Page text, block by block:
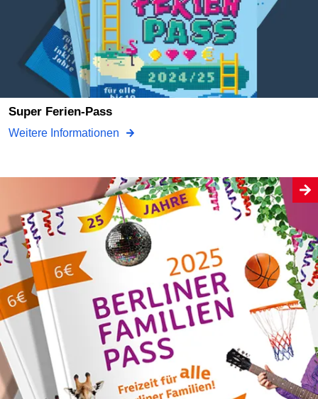
Super Ferien-Pass
Weitere Informationen